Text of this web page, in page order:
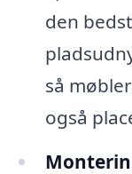
den
så
også